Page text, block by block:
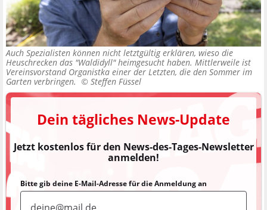
Auch Spezialisten können nicht letztgültig erklären, wieso die
Heuschrecken das "Waldidyll" heimgesucht haben. Mittlerweile ist
Vereinsvorstand Organistka einer der Letzten, die den Sommer im
Garten verbringen. © Steffen Füssel
Dein tägliches News-Update
Jetzt kostenlos für den News-des-Tages-Newsletter
anmelden!
Bitte gib deine E-Mail-Adresse für die Anmeldung an